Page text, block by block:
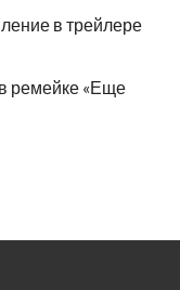
в трейлере
ремейке «Еще